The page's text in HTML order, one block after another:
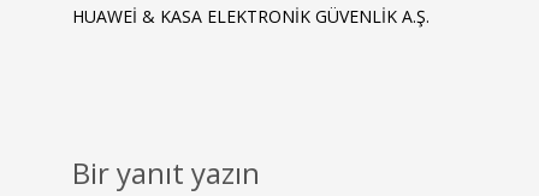
HUAWEI & KASA ELEKTRONIK GÜVENLIK A.Ş.
Bir yanıt yazın